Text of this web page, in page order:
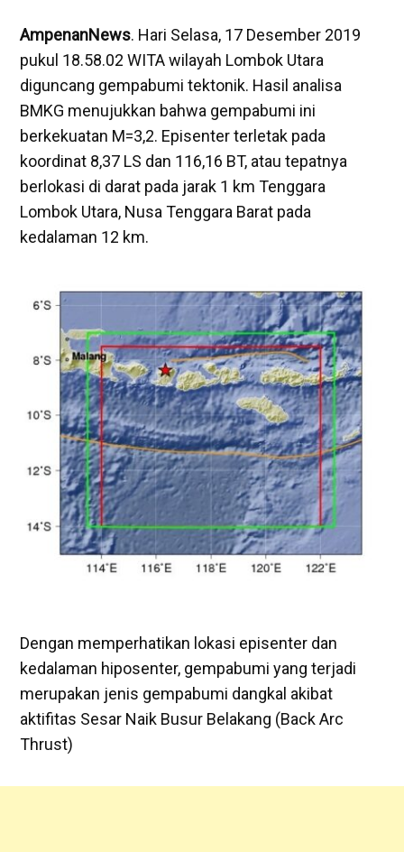
AmpenanNews. Hari Selasa, 17 Desember 2019
pukul 18.58.02 WITA wilayah Lombok Utara
diguncang gempabumi tektonik. Hasil analisa
BMKG menujukkan bahwa gempabumi ini
berkekuatan M=3,2. Episenter terletak pada
koordinat 8,37 LS dan 116,16 BT, atau tepatnya
berlokasi di darat pada jarak 1 km Tenggara
Lombok Utara, Nusa Tenggara Barat pada
kedalaman 12 km.
Dengan memperhatikan lokasi episenter dan
kedalaman hiposenter, gempabumi yang terjadi
merupakan jenis gempabumi dangkal akibat
aktifitas Sesar Naik Busur Belakang (Back Arc
Thrust)